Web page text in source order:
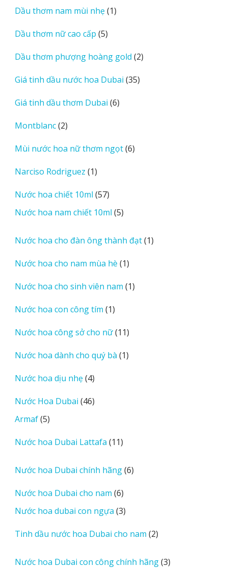
phẩm
Dầu thơm nam mùi nhẹ 11
Dầu thơm nữ cao cấp 55
phẩm
Dầu thơm phượng hoàng gold 22
Giá tinh dầu nước hoa Dubai 3535
Giá tinh dầu thơm Dubai 66
Montblanc 22
phẩm
Mùi nước hoa nữ thơm ngọt 66
Narciso Rodriguez 11
phẩm
Nước hoa chiết 10ml 5757
sản
phẩm
Nước hoa nam chiết 10ml 55
phẩm
Nước hoa cho đàn ông thành đạt 11
Nước hoa cho nam mùa hè 11
phẩm
Nước hoa cho sinh viên nam 11
Nước hoa con công tím 11
phẩm
Nước hoa công sở cho nữ 1111
phẩm
Nước hoa dành cho quý bà 11
Nước hoa dịu nhẹ 44
phẩm
Nước Hoa Dubai 4646
Armaf 55
phẩm
Nước hoa Dubai Lattafa 1111
phẩm
Nước hoa Dubai chính hãng 66
Nước hoa Dubai cho nam 66
sản
phẩm
Nước hoa dubai con ngựa 33
phẩm
Tinh dầu nước hoa Dubai cho nam 22
phẩm
Nước hoa Dubai con công chính hãng 33